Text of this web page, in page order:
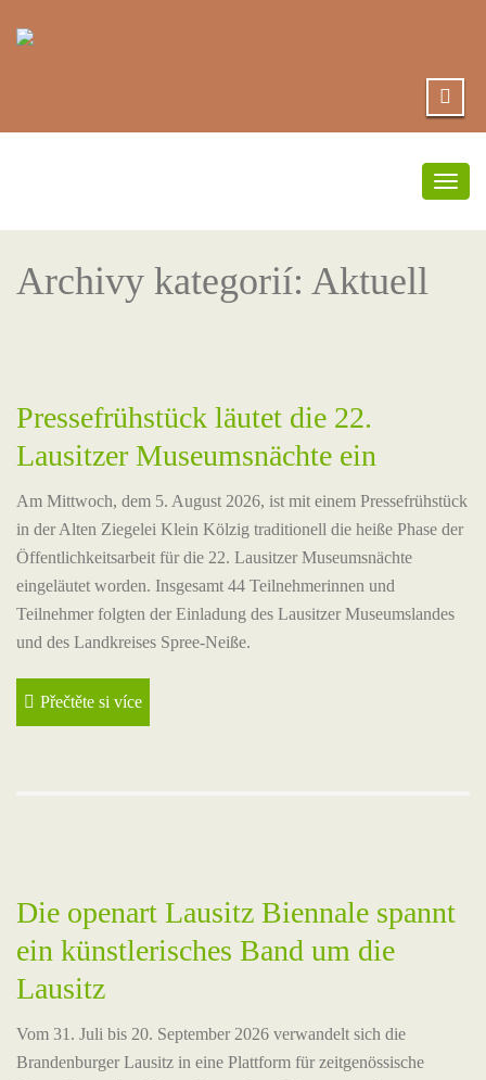
Archivy kategorií: Aktuell
Pressefrühstück läutet die 22.
Lausitzer Museumsnächte ein
Am Mittwoch, dem 5. August 2026, ist mit einem Pressefrühstück
in der Alten Ziegelei Klein Kölzig traditionell die heiße Phase der
Öffentlichkeitsarbeit für die 22. Lausitzer Museumsnächte
eingeläutet worden. Insgesamt 44 Teilnehmerinnen und
Teilnehmer folgten der Einladung des Lausitzer Museumslandes
und des Landkreises Spree-Neiße.
Přečtěte si více
Die openart Lausitz Biennale spannt
ein künstlerisches Band um die
Lausitz
Vom 31. Juli bis 20. September 2026 verwandelt sich die
Brandenburger Lausitz in eine Plattform für zeitgenössische